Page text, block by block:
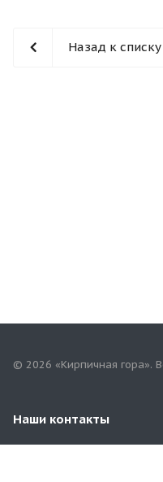
Назад к списку
© 2026 «Кирпичная гора».
Наши контакты
8 (831) 452-96-82